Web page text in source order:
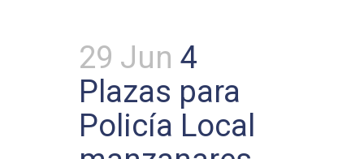
29 Jun 4
Plazas para
Policía Local